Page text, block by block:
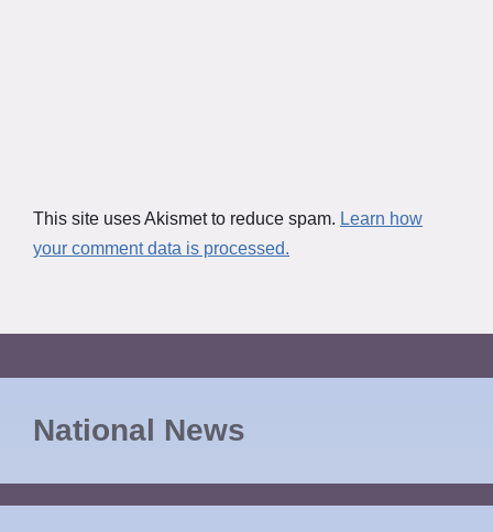
This site uses Akismet to reduce spam. Learn how
your comment data is processed.
National News